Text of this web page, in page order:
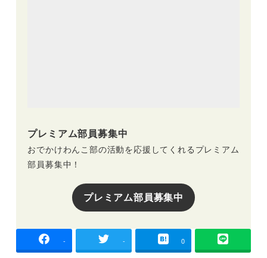
プレミアム部員募集中
おでかけわんこ部の活動を応援してくれるプレミアム
部員募集中！
プレミアム部員募集中
- - 0